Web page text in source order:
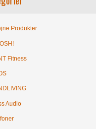
Produkter
Fitness
Audio